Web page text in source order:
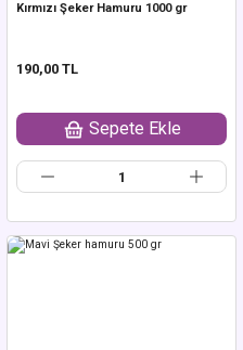
Kırmızı Şeker Hamuru 1000 gr
190,00 TL
Sepete Ekle